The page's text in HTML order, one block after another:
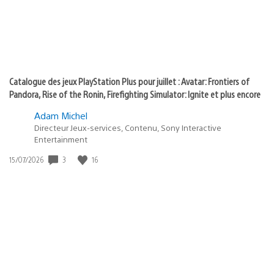
Catalogue des jeux PlayStation Plus pour juillet : Avatar: Frontiers of
Pandora, Rise of the Ronin, Firefighting Simulator: Ignite et plus encore
Adam Michel
Directeur Jeux-services, Contenu, Sony Interactive
Entertainment
Date
15/07/2026 3 16